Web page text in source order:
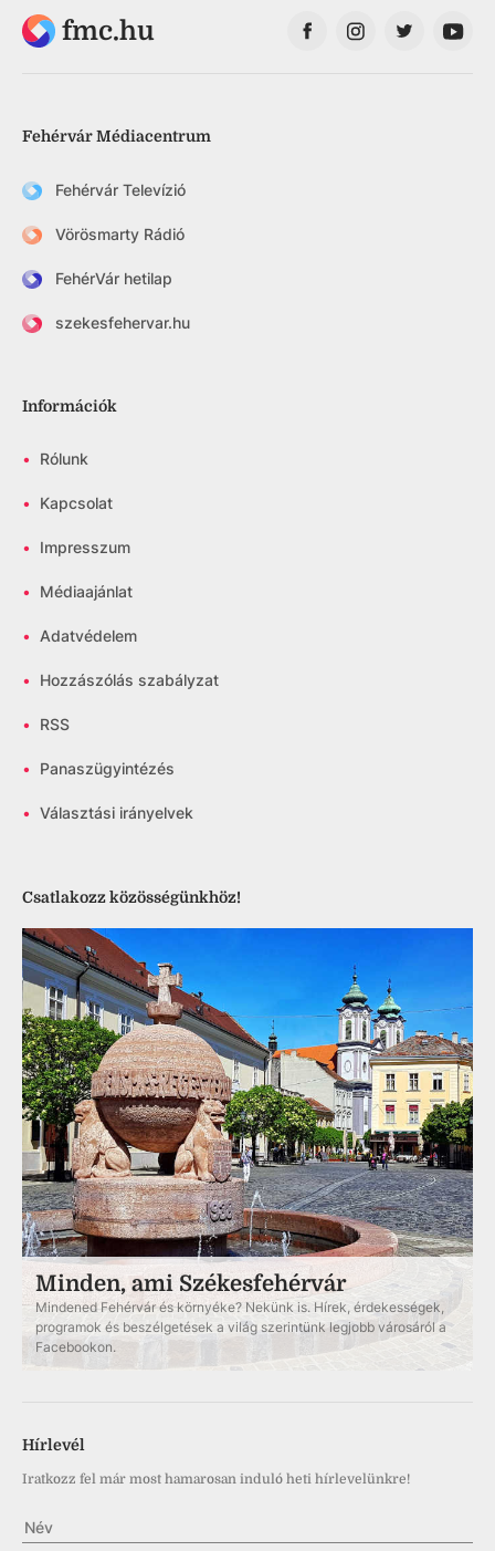
fmc.hu
Fehérvár Médiacentrum
Fehérvár Televízió
Vörösmarty Rádió
FehérVár hetilap
szekesfehervar.hu
Információk
• Rólunk
• Kapcsolat
• Impresszum
• Médiaajánlat
• Adatvédelem
• Hozzászólás szabályzat
• RSS
• Panaszügyintézés
• Választási irányelvek
Csatlakozz közösségünkhöz!
Minden, ami Székesfehérvár
Mindened Fehérvár és környéke? Nekünk is. Hírek, érdekességek,
programok és beszélgetések a világ szerintünk legjobb városáról a
Facebookon.
Hírlevél
Iratkozz fel már most hamarosan induló heti hírlevelünkre!